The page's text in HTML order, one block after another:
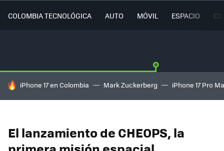
COLOMBIA TECNOLÓGICA AUTO MÓVIL ESPACIO
HOY SE HABLA DE
iPhone 17 en Colombia Mark Zuckerberg iPhone 17 Pro
El lanzamiento de CHEOPS, la